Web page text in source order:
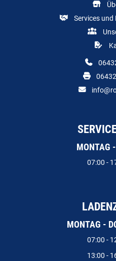
Services
MONTAG
07:00 -
MONTAG -
07:00 -
13:00 -